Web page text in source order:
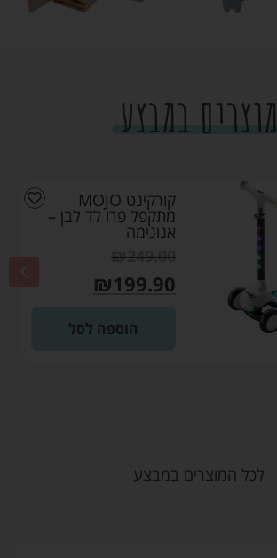
מוצרים במבצע
לכל המוצרים במבצע
קורקינט MOJO
מתקפל פרו לד לבן –
אנונימה
₪249.00
₪199.90
הוספה לסל